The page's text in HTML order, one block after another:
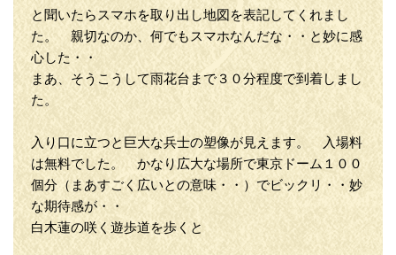
と聞いたらスマホを取り出し地図を表記してくれまし
た。 親切なのか、何でもスマホなんだな・・と妙に感
心した・・
まあ、そうこうして雨花台まで３０分程度で到着しまし
た。
入り口に立つと巨大な兵士の塑像が見えます。 入場料
は無料でした。 かなり広大な場所で東京ドーム１００
個分（まあすごく広いとの意味・・）でビックリ・・妙
な期待感が・・
白木蓮の咲く遊歩道を歩くと